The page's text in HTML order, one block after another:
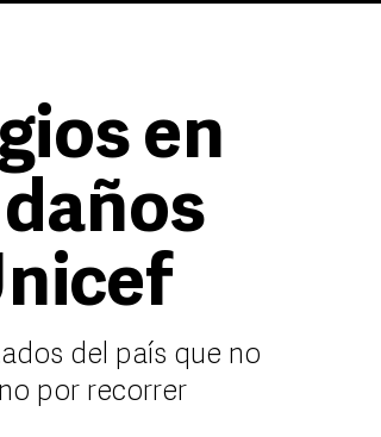
en
del país que no
por recorrer